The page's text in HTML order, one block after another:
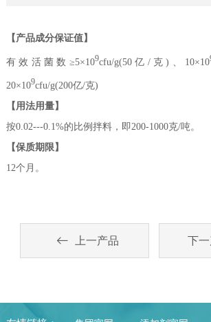
【产品成分保证值】
有效活菌数≥5×109cfu/g(50亿/克)、10×10
20×109cfu/g(200亿/克)
【用法用量】
按0.02---0.1%的比例拌料，即200-1000克/吨。
【保质期限】
12个月。
上一产品 下